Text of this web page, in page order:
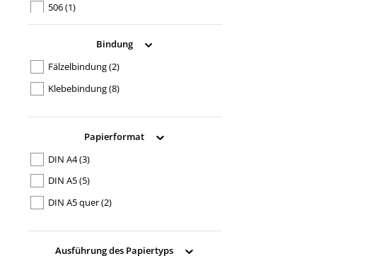
506(1)
740(1)
SD 045(1)
Bindung
Fälzelbindung(2)
Klebebindung(8)
Papierformat
DIN A4(3)
DIN A5(5)
DIN A5 quer(2)
Ausführung des Papiertyps